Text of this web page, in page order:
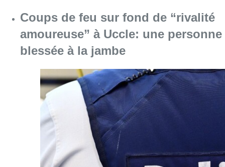
08 août 2026 Consulter l'article "Coups de feu sur fond
Pizza Nizar: un coup de pub
inattendu grâce à l’IA